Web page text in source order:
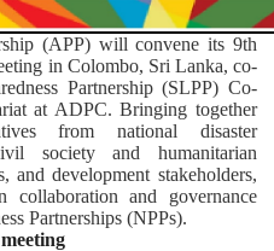
(APP) will convene its 9th
in Colombo, Sri Lanka, co-
Partnership (SLPP) Co-
at ADPC. Bringing together
from national disaster
society and humanitarian
and development stakeholders,
collaboration and governance
Partnerships (NPPs).